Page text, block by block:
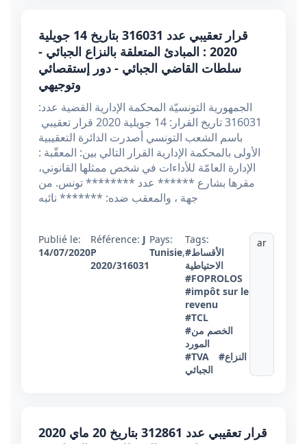
قرار تعقيبي عدد 316031 بتاريخ 14 جويلية
2020 : المبادئ المتعلقة بالنزاع الجبائي -
سلطات القاضي الجبائي - دور إستقصائي
وتوجيهي
الجمهورية التونسيّة المحكمة الإدارية القضية عدد:
316031 تاريخ القرار: 14 جويلية 2020 قرار تعقيبي
باسم الشعب التونسي أصدرت الدائرة التعقيبية
الأولى بالمحكمة الإدارية القرار التالي بين: المعقّبة :
الإدارة العامّة للأداءات في شخص ممثلها القانوني،
مقرها بشارع ****** عدد ******** تونس. من
جهة ، والمعقب ضده: ******* نائبه
Publié le:
14/07/2020
Référence: J
P
2020/316031
Pays:
Tunisie,
Tags:
#الأقساط
الاحتياطية
#FOPROLOS
#impôt sur le
revenu
#TCL
#الخصم من
المورد
#TVA
#النزاع
الجبائي
ar
قرار تعقيبي عدد 312861 بتاريخ 20 ماي 2020